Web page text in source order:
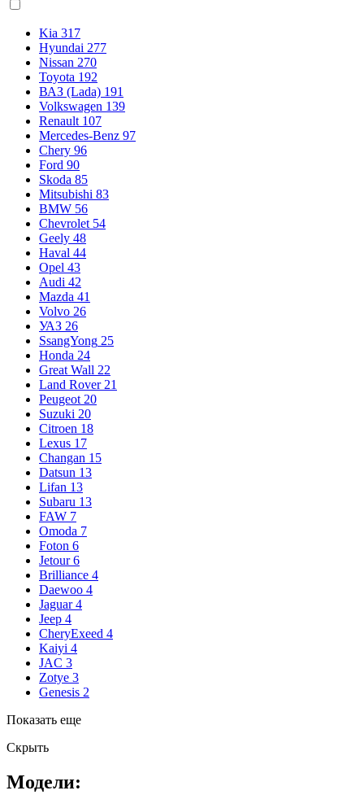
Kia 317
Hyundai 277
Nissan 270
Toyota 192
ВАЗ (Lada) 191
Volkswagen 139
Renault 107
Mercedes-Benz 97
Chery 96
Ford 90
Skoda 85
Mitsubishi 83
BMW 56
Chevrolet 54
Geely 48
Haval 44
Opel 43
Audi 42
Mazda 41
Volvo 26
УАЗ 26
SsangYong 25
Honda 24
Great Wall 22
Land Rover 21
Peugeot 20
Suzuki 20
Citroen 18
Lexus 17
Changan 15
Datsun 13
Lifan 13
Subaru 13
FAW 7
Omoda 7
Foton 6
Jetour 6
Brilliance 4
Daewoo 4
Jaguar 4
Jeep 4
CheryExeed 4
Kaiyi 4
JAC 3
Zotye 3
Genesis 2
Показать еще
Скрыть
Модели: